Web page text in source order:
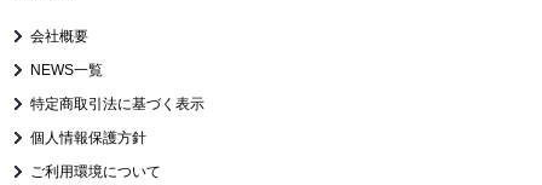
会社概要
NEWS一覧
特定商取引法に基づく表示
個人情報保護方針
ご利用環境について